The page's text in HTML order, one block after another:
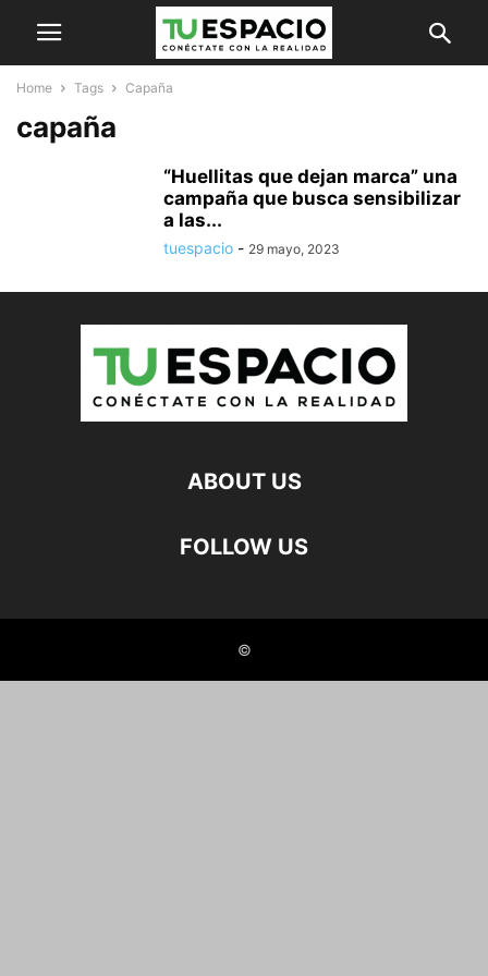
Home Tags Capaña
capaña
“Huellitas que dejan marca” una
campaña que busca sensibilizar
a las...
tuespacio - 29 mayo, 2023
ABOUT US
FOLLOW US
©